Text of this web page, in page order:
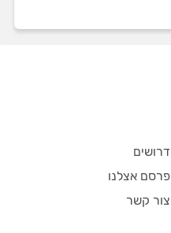
דרושים
פרסם אצלנו
צור קשר